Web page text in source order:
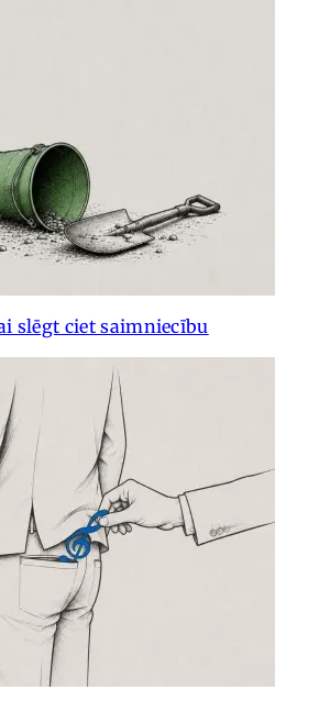
slēgt ciet saimniecību